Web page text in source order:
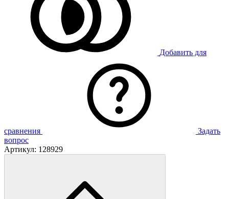
Добавить для
сравнения
Задать
вопрос
Артикул: 128929